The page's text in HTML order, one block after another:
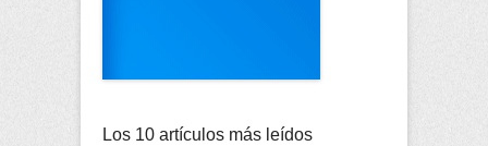
Los 10 artículos más leídos